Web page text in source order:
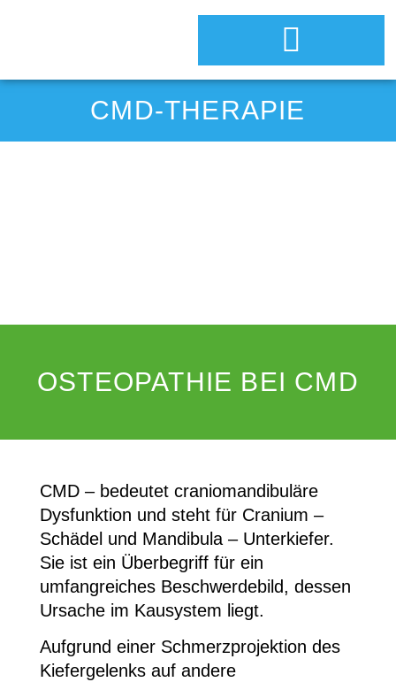
CMD-THERAPIE
OSTEOPATHIE BEI CMD
CMD – bedeutet craniomandibuläre
Dysfunktion und steht für Cranium –
Schädel und Mandibula – Unterkiefer.
Sie ist ein Überbegriff für ein
umfangreiches Beschwerdebild, dessen
Ursache im Kausystem liegt.
Aufgrund einer Schmerzprojektion des
Kiefergelenks auf andere